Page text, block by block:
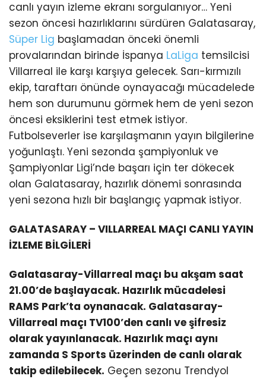
canlı yayın izleme ekranı sorgulanıyor… Yeni
sezon öncesi hazırlıklarını sürdüren Galatasaray,
Süper Lig başlamadan önceki önemli
provalarından birinde İspanya LaLiga temsilcisi
Villarreal ile karşı karşıya gelecek. Sarı-kırmızılı
ekip, taraftarı önünde oynayacağı mücadelede
hem son durumunu görmek hem de yeni sezon
öncesi eksiklerini test etmek istiyor.
Futbolseverler ise karşılaşmanın yayın bilgilerine
yoğunlaştı. Yeni sezonda şampiyonluk ve
Şampiyonlar Ligi’nde başarı için ter dökecek
olan Galatasaray, hazırlık dönemi sonrasında
yeni sezona hızlı bir başlangıç yapmak istiyor.
GALATASARAY – VILLARREAL MAÇI CANLI YAYIN
İZLEME BİLGİLERİ
Galatasaray-Villarreal maçı bu akşam saat
21.00’de başlayacak. Hazırlık mücadelesi
RAMS Park’ta oynanacak. Galatasaray-
Villarreal maçı TV100’den canlı ve şifresiz
olarak yayınlanacak. Hazırlık maçı aynı
zamanda S Sports üzerinden de canlı olarak
takip edilebilecek. Geçen sezonu Trendyol